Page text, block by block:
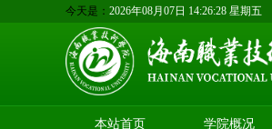
今天是： 2026年08月07日 14:26:29 星期五
本站首页 学院概况